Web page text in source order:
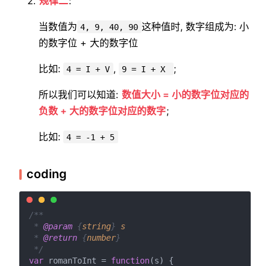
当数值为 4, 9, 40, 90 这种值时, 数字组成为: 小
的数字位 + 大的数字位
比如: 4 = I + V , 9 = I + X ;
所以我们可以知道: 数值大小 = 小的数字位对应的
负数 + 大的数字位对应的数字;
比如: 4 = -1 + 5
coding
/**
* @param {string} s
* @return {number}
*/
var romanToInt = function(s) {